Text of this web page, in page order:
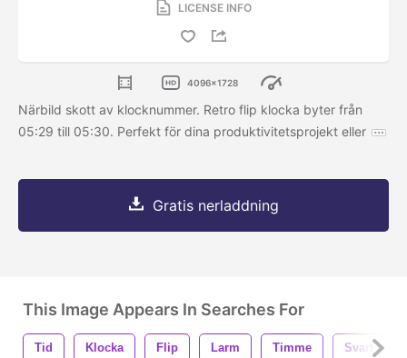
LICENSE INFO
4096x1728
Närbild skott av klocknummer. Retro flip klocka byter från
05:29 till 05:30. Perfekt för dina produktivitetsprojekt eller
Gratis nerladdning
This Image Appears In Searches For
Tid Klocka Flip Larm Timme Svart